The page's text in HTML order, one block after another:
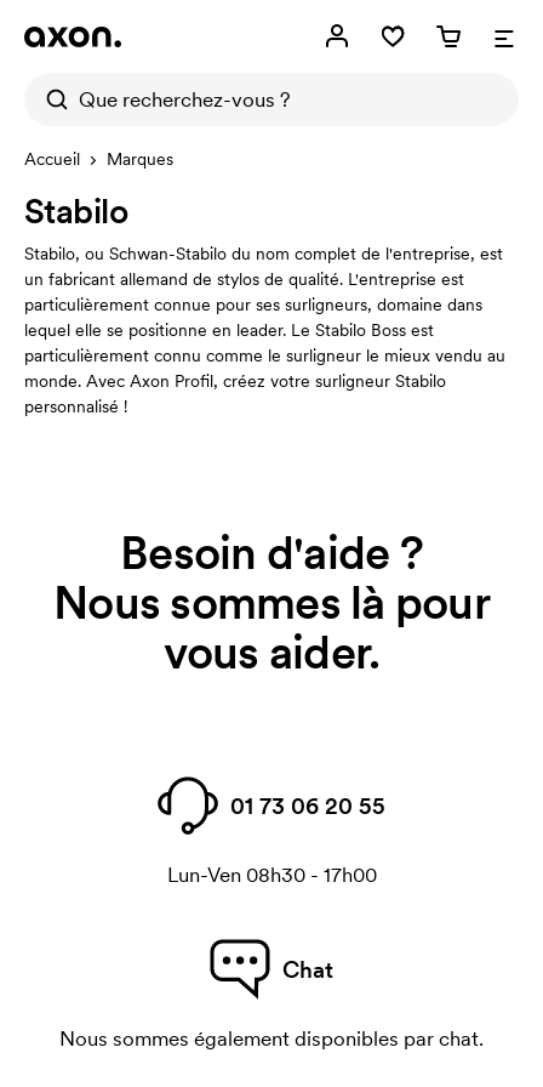
Accueil Marques
Stabilo
Stabilo, ou Schwan-Stabilo du nom complet de l'entreprise, est
un fabricant allemand de stylos de qualité. L'entreprise est
particulièrement connue pour ses surligneurs, domaine dans
lequel elle se positionne en leader. Le Stabilo Boss est
particulièrement connu comme le surligneur le mieux vendu au
monde. Avec Axon Profil, créez votre surligneur Stabilo
personnalisé !
Besoin d'aide ?
Nous sommes là pour
vous aider.
01 73 06 20 55
Lun-Ven 08h30 - 17h00
Chat
Nous sommes également disponibles par chat.